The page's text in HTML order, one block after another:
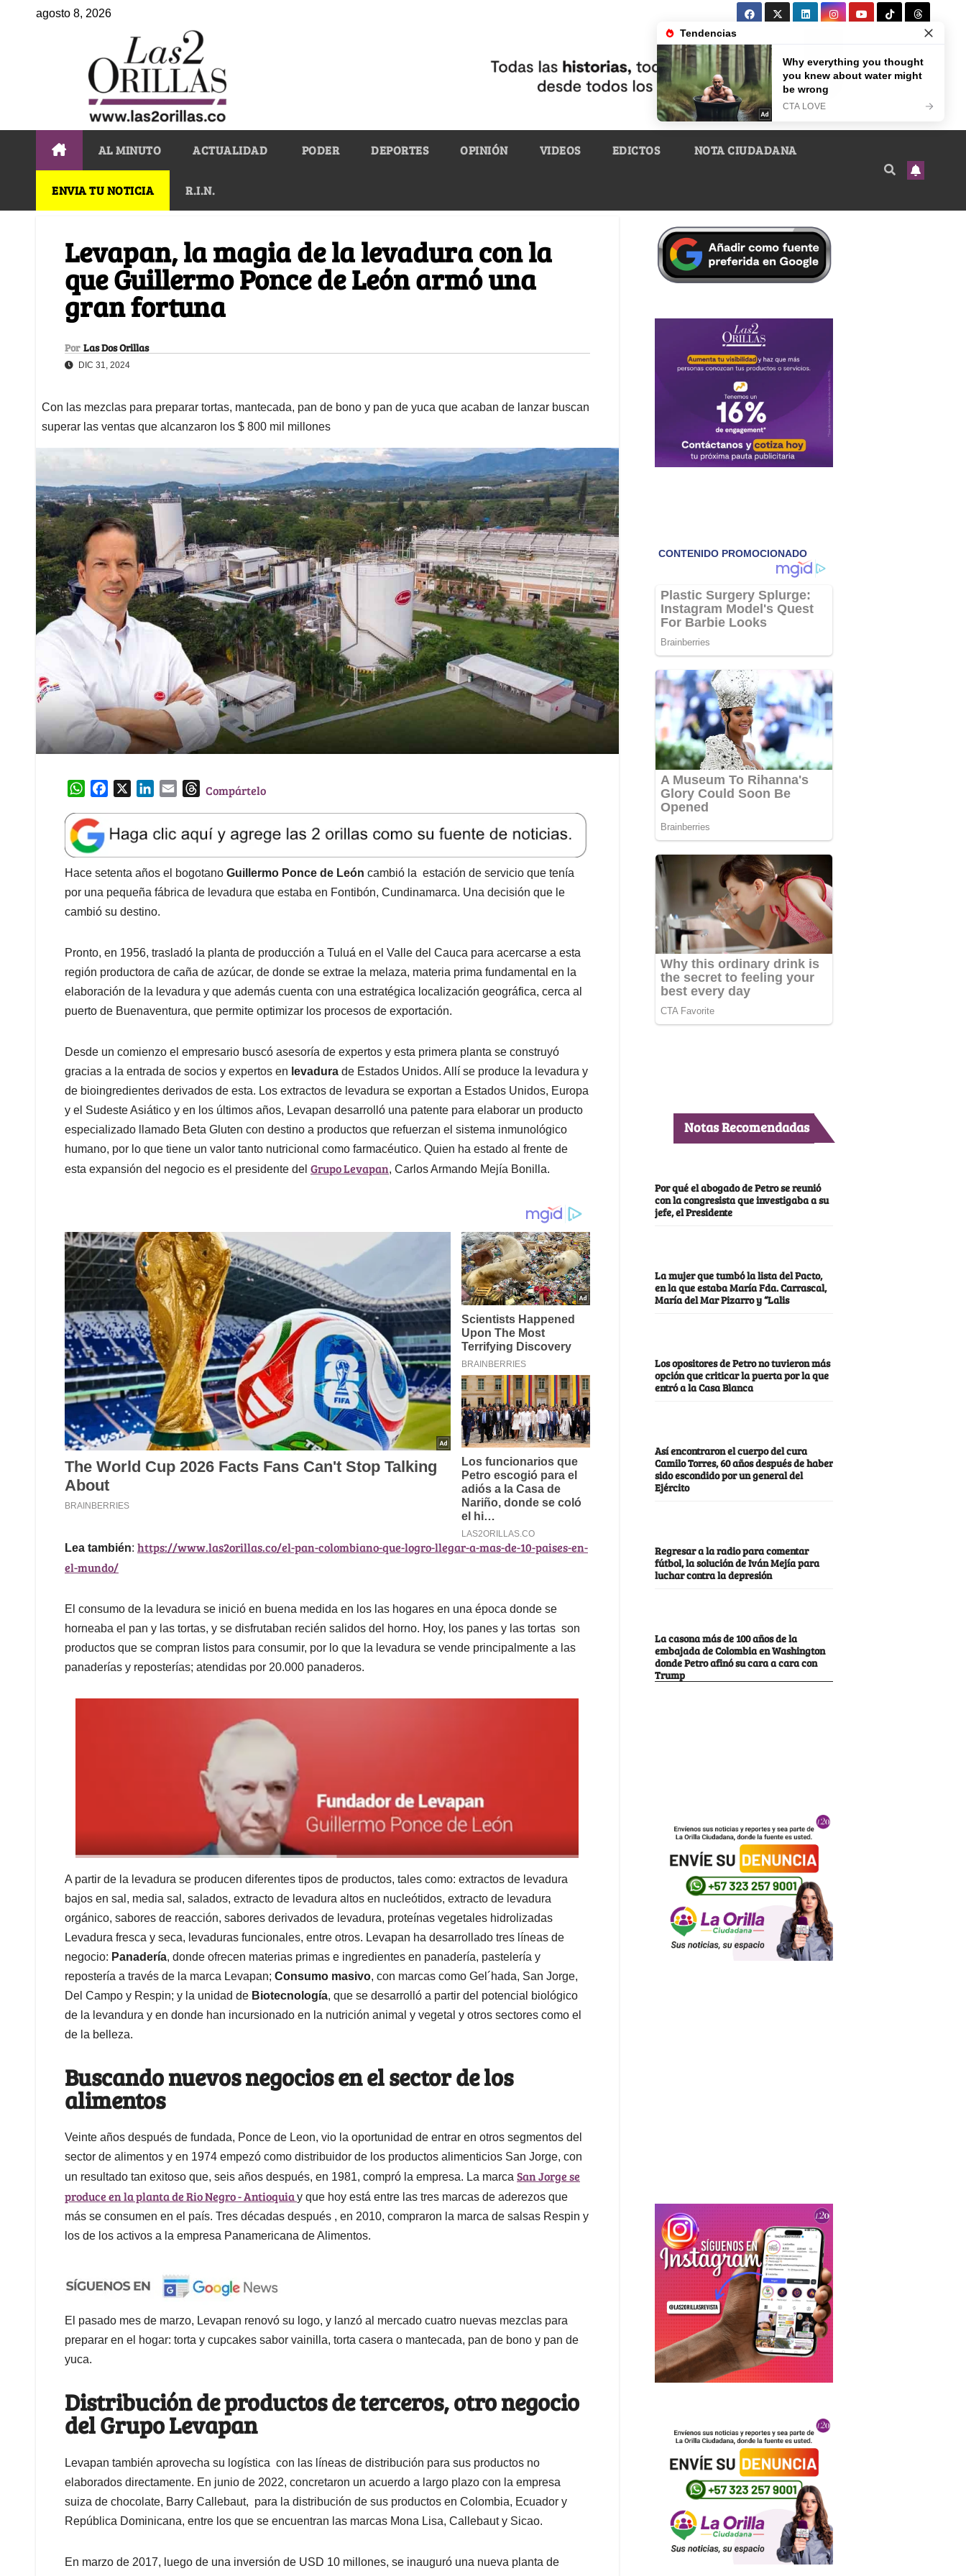
agosto 8, 2026
AL MINUTO ACTUALIDAD PODER DEPORTES OPINIÓN VIDEOS EDICTOS NOTA CIUDADANA
ENVIA TU NOTICIA R.I.N.
Levapan, la magia de la levadura con la
que Guillermo Ponce de León armó una
gran fortuna
Por Las Dos Orillas
DIC 31, 2024
Con las mezclas para preparar tortas, mantecada, pan de bono y pan de yuca que acaban de lanzar buscan
superar las ventas que alcanzaron los $ 800 mil millones
W
a
t
s
A
p
p
e
b
o
o
k
k
e
d
I
n
l
T
e
a
d
s
Compártelo
Hace setenta años el bogotano Guillermo Ponce de León cambió la estación de servicio que tenía
por una pequeña fábrica de levadura que estaba en Fontibón, Cundinamarca. Una decisión que le
cambió su destino.
Pronto, en 1956, trasladó la planta de producción a Tuluá en el Valle del Cauca para acercarse a esta
región productora de caña de azúcar, de donde se extrae la melaza, materia prima fundamental en la
elaboración de la levadura y que además cuenta con una estratégica localización geográfica, cerca al
puerto de Buenaventura, que permite optimizar los procesos de exportación.
Desde un comienzo el empresario buscó asesoría de expertos y esta primera planta se construyó
gracias a la entrada de socios y expertos en levadura de Estados Unidos. Allí se produce la levadura y
de bioingredientes derivados de esta. Los extractos de levadura se exportan a Estados Unidos, Europa
y el Sudeste Asiático y en los últimos años, Levapan desarrolló una patente para elaborar un producto
especializado llamado Beta Gluten con destino a productos que refuerzan el sistema inmunológico
humano, por lo que tiene un valor tanto nutricional como farmacéutico. Quien ha estado al frente de
esta expansión del negocio es el presidente del Grupo Levapan, Carlos Armando Mejía Bonilla.
Lea también: https://www.las2orillas.co/el-pan-colombiano-que-logro-llegar-a-mas-de-10-paises-en-
el-mundo/
El consumo de la levadura se inició en buena medida en los las hogares en una época donde se
horneaba el pan y las tortas, y se disfrutaban recién salidos del horno. Hoy, los panes y las tortas son
productos que se compran listos para consumir, por lo que la levadura se vende principalmente a las
panaderías y reposterías; atendidas por 20.000 panaderos.
A partir de la levadura se producen diferentes tipos de productos, tales como: extractos de levadura
bajos en sal, media sal, salados, extracto de levadura altos en nucleótidos, extracto de levadura
orgánico, sabores de reacción, sabores derivados de levadura, proteínas vegetales hidrolizadas
Levadura fresca y seca, levaduras funcionales, entre otros. Levapan ha desarrollado tres líneas de
negocio: Panadería, donde ofrecen materias primas e ingredientes en panadería, pastelería y
repostería a través de la marca Levapan; Consumo masivo, con marcas como Gel´hada, San Jorge,
Del Campo y Respin; y la unidad de Biotecnología, que se desarrolló a partir del potencial biológico
de la levandura y en donde han incursionado en la nutrición animal y vegetal y otros sectores como el
de la belleza.
Buscando nuevos negocios en el sector de los
alimentos
Veinte años después de fundada, Ponce de Leon, vio la oportunidad de entrar en otros segmentos del
sector de alimentos y en 1974 empezó como distribuidor de los productos alimenticios San Jorge, con
un resultado tan exitoso que, seis años después, en 1981, compró la empresa. La marca San Jorge se
produce en la planta de Rio Negro - Antioquiay que hoy está entre las tres marcas de aderezos que
más se consumen en el país. Tres décadas después , en 2010, compraron la marca de salsas Respin y
los de los activos a la empresa Panamericana de Alimentos.
El pasado mes de marzo, Levapan renovó su logo, y lanzó al mercado cuatro nuevas mezclas para
preparar en el hogar: torta y cupcakes sabor vainilla, torta casera o mantecada, pan de bono y pan de
yuca.
Distribución de productos de terceros, otro negocio
del Grupo Levapan
Levapan también aprovecha su logística con las líneas de distribución para sus productos no
elaborados directamente. En junio de 2022, concretaron un acuerdo a largo plazo con la empresa
suiza de chocolate, Barry Callebaut, para la distribución de sus productos en Colombia, Ecuador y
República Dominicana, entre los que se encuentran las marcas Mona Lisa, Callebaut y Sicao.
En marzo de 2017, luego de una inversión de USD 10 millones, se inauguró una nueva planta de
Notas Recomendadas
Por qué el abogado de Petro se reunió
con la congresista que investigaba a su
jefe, el Presidente
La mujer que tumbó la lista del Pacto,
en la que estaba María Fda. Carrascal,
María del Mar Pizarro y “Lalis
Los opositores de Petro no tuvieron más
opción que criticar la puerta por la que
entró a la Casa Blanca
Así encontraron el cuerpo del cura
Camilo Torres, 60 años después de haber
sido escondido por un general del
Ejército
Regresar a la radio para comentar
fútbol, la solución de Iván Mejía para
luchar contra la depresión
La casona más de 100 años de la
embajada de Colombia en Washington
donde Petro afinó su cara a cara con
Trump